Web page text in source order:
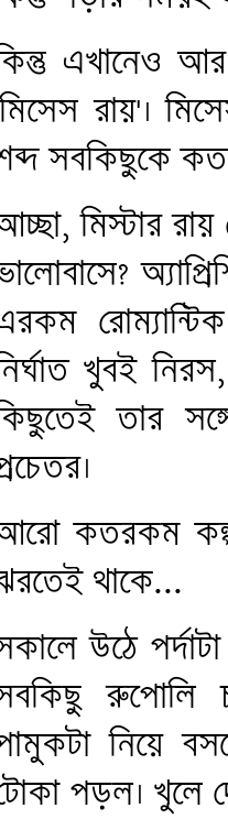
এখানেও
রায়'।
সবকিছুকে কত
মিস্টার
খুবই
তার
কতরকম
থাকে...
উঠে
রুপোলি
নিয়ে
পড়ল। খুলে